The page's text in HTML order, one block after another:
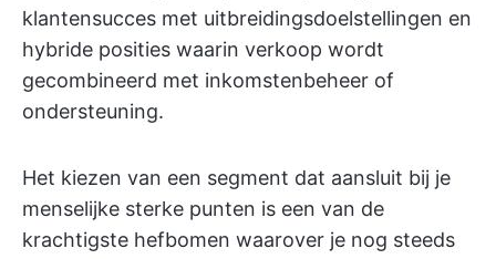
klantensucces met uitbreidingsdoelstellingen en
hybride posities waarin verkoop wordt
gecombineerd met inkomstenbeheer of
ondersteuning.
Het kiezen van een segment dat aansluit bij je
menselijke sterke punten is een van de
krachtigste hefbomen waarover je nog steeds